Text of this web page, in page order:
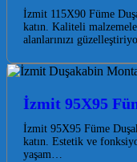
İzmit 115X90 Füme
katın. Kaliteli
alanlarınızı
İzmit 95X95
İzmit 95X95 Füme
katın. Estetik ve
yaşam…